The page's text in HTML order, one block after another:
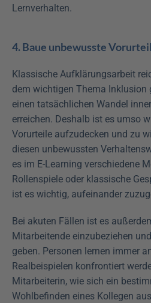
Lernverhalten.
4. Baue unbewusste
Klassische Aufklärungsarbeit
dem wichtigen Thema Inklusion
einen tatsächlichen Wandel
erreichen. Deshalb ist es umso
Vorurteile aufzudecken und zu
diesen unbewussten
es im E-Learning verschiedene
Rollenspiele oder klassische
ist es wichtig, aufeinander
Bei akuten Fällen ist es
Mitarbeitende einzubeziehen
geben. Personen lernen immer
Realbeispielen konfrontiert
Mitarbeiterin, wie sich ein
Wohlbefinden eines Kollegen